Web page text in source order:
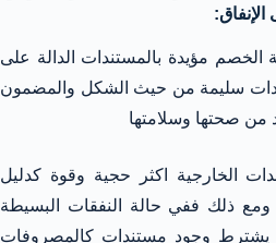
الخصم مؤيدة بالمستندات الدالة على
سليمة من حيث الشكل والمضمون
من صحتها وسلامتها
الخارجية اكثر حجية وقوة كدليل
ومع ذلك ففي حالة النفقات البسيطة
لا يشترط وجود مستندات كالمصروفات